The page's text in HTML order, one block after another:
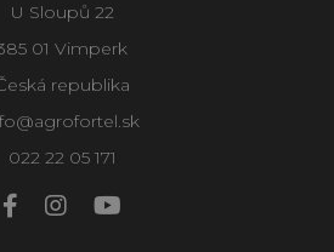
U Sloupů 22
01 Vimperk
republika
022 22 05 171